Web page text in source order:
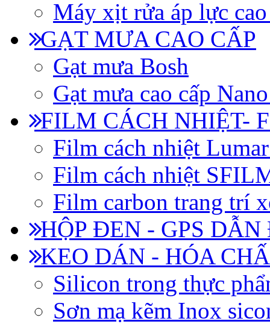
Máy xịt rửa áp lực
GẠT MƯA CAO CẤP
Gạt mưa Bosh
Gạt mưa cao cấp
FILM CÁCH NHIỆT-
Film cách nhiệt
Film cách nhiệt
Film carbon trang trí
HỘP ĐEN - GPS DẪN
KEO DÁN - HÓA
Silicon trong thực
Sơn mạ kẽm Inox